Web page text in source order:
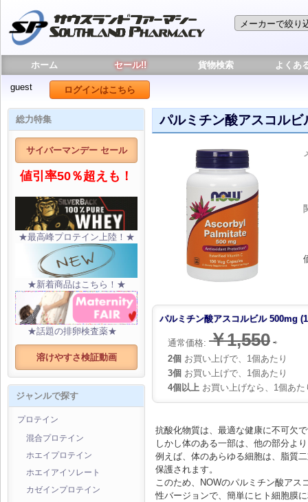
ホーム セール!! 貨物検索 よくあ
guest ログインはこちら
総力特集
サイバーマンデー セール
値引率50％超えも！
★最高峰プロテイン上陸！★
★新着商品はこちら！★
★話題の排卵検査薬★
溶けやすさ検証動画
ジャンルで探す
プロテイン
混合プロテイン
ホエイプロテイン
ホエイアイソレート
カゼインプロテイン
パルミチン酸アスコル
パルミチン酸アスコルビル 500mg
通常価格: ￥1,550 ⇨
2個 お買い上げで、1個あたり
3個 お買い上げで、1個あたり
4個以上 お買い上げなら、1個あた
抗酸化物質は、最適な健康に不可欠
しかし体のある一部は、他の部分よ
例えば、体のあらゆる細胞は、脂質
保護されます。
このため、NOWのパルミチン酸アス
性バージョンで、簡単にヒト細胞膜